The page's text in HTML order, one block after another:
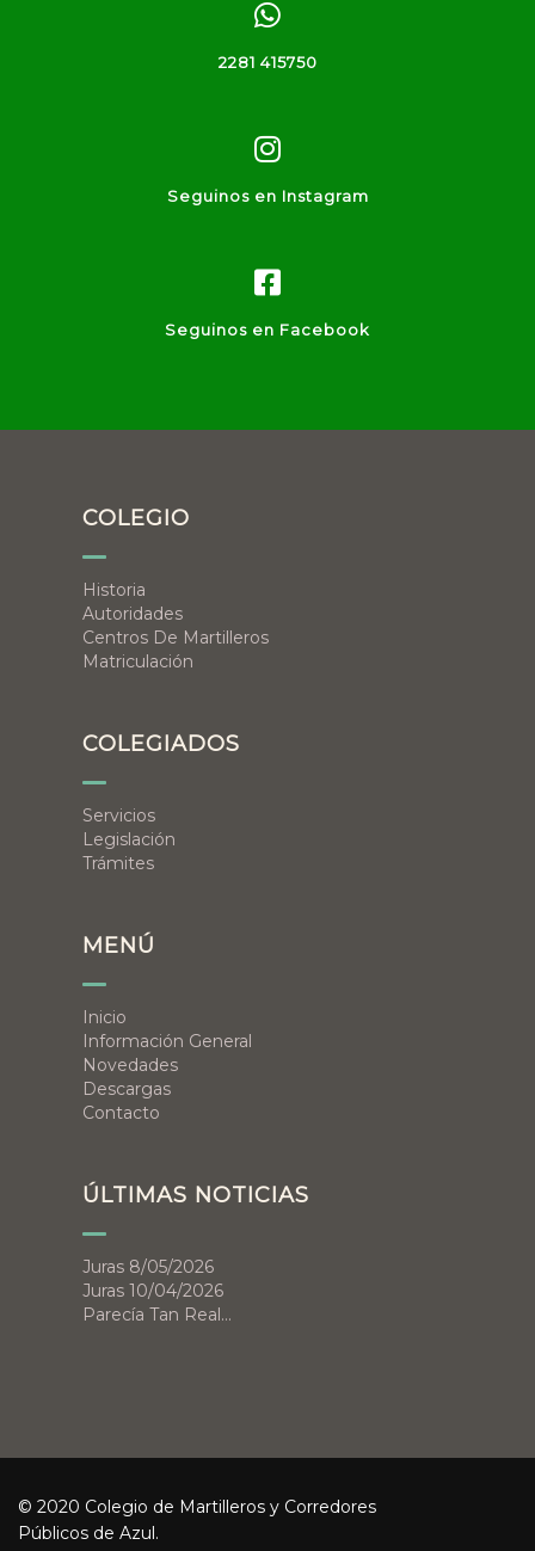
2281 415750
Seguinos en Instagram
Seguinos en Facebook
COLEGIO
Historia
Autoridades
Centros De Martilleros
Matriculación
COLEGIADOS
Servicios
Legislación
Trámites
MENÚ
Inicio
Información General
Novedades
Descargas
Contacto
ÚLTIMAS NOTICIAS
Juras 8/05/2026
Juras 10/04/2026
Parecía Tan Real…
© 2020 Colegio de Martilleros y Corredores
Públicos de Azul.